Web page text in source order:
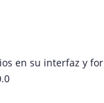
en su interfaz y